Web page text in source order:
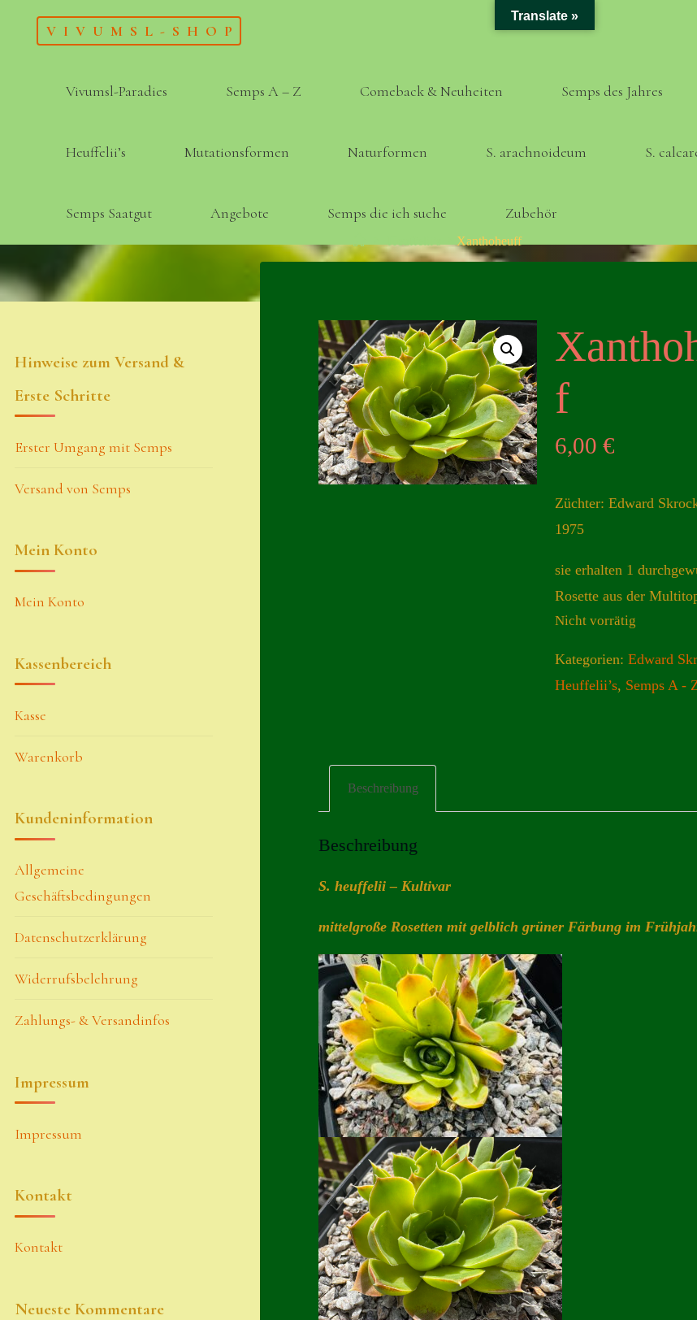
VIVUMSL-SHOP
Vivumsl-Paradies Semps A – Z Comeback & Neuheiten Semps des Jahres
Heuffelii’s Mutationsformen Naturformen S. arachnoideum S.
Semps Saatgut Angebote Semps die ich suche Zubehör
Heuffelii’s Xanthoheuff
f
6,00€
Züchter: Edward
1975
sie erhalten 1
Rosette aus der
Nicht vorrätig
Kategorien:Edward
Heuffelii’s, Semps A -
Beschreibung
Beschreibung
S. heuffelii – Kultivar
mittelgroße Rosetten mit gelblich grüner Färbung im
Hinweise zum Versand &
Erste Schritte
Erster Umgang mit Semps
Versand von Semps
Mein Konto
Mein Konto
Kassenbereich
Kasse
Warenkorb
Kundeninformation
Allgemeine
Geschäftsbedingungen
Datenschutzerklärung
Widerrufsbelehrung
Zahlungs- & Versandinfos
Impressum
Impressum
Kontakt
Kontakt
Neueste Kommentare
Translate »